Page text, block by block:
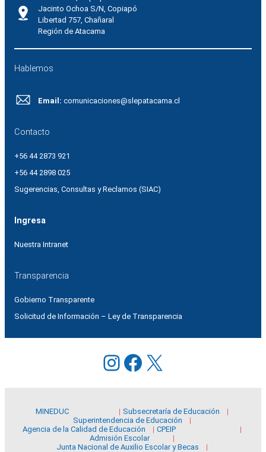
Jacinto Ochoa S/N, Copiapó
Libertad 757, Chañaral
Región de Atacama
Hablemos
Email: comunicaciones@slepatacama.cl
Contacto
+56 44 2873 921
+56 44 2898 025
Sugerencias, Consultas y Reclamos (SIAC)
Ingresa
Nuestra Intranet
Transparencia
Gobierno Transparente
Solicitud de Información – Ley de Transparencia
Instagram
Facebook
X
MINEDUC
Subsecretaría de Educación
Superintendencia de Educación
Agencia de la Calidad de Educación
CPEIP
Admisión Escolar
Junta Nacional de Auxilio Escolar y Becas